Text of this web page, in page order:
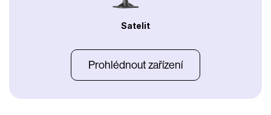
Satelit
Prohlédnout zařízení